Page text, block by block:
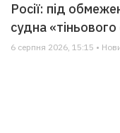
Росії: під
судна
6 серпня 2026, 15:15 •